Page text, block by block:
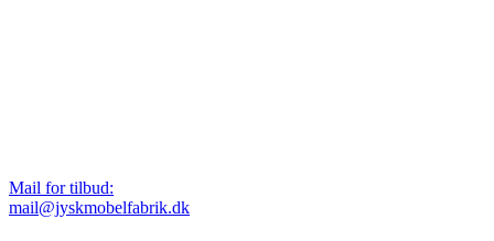
Mail for tilbud:
mail@jyskmobelfabrik.dk